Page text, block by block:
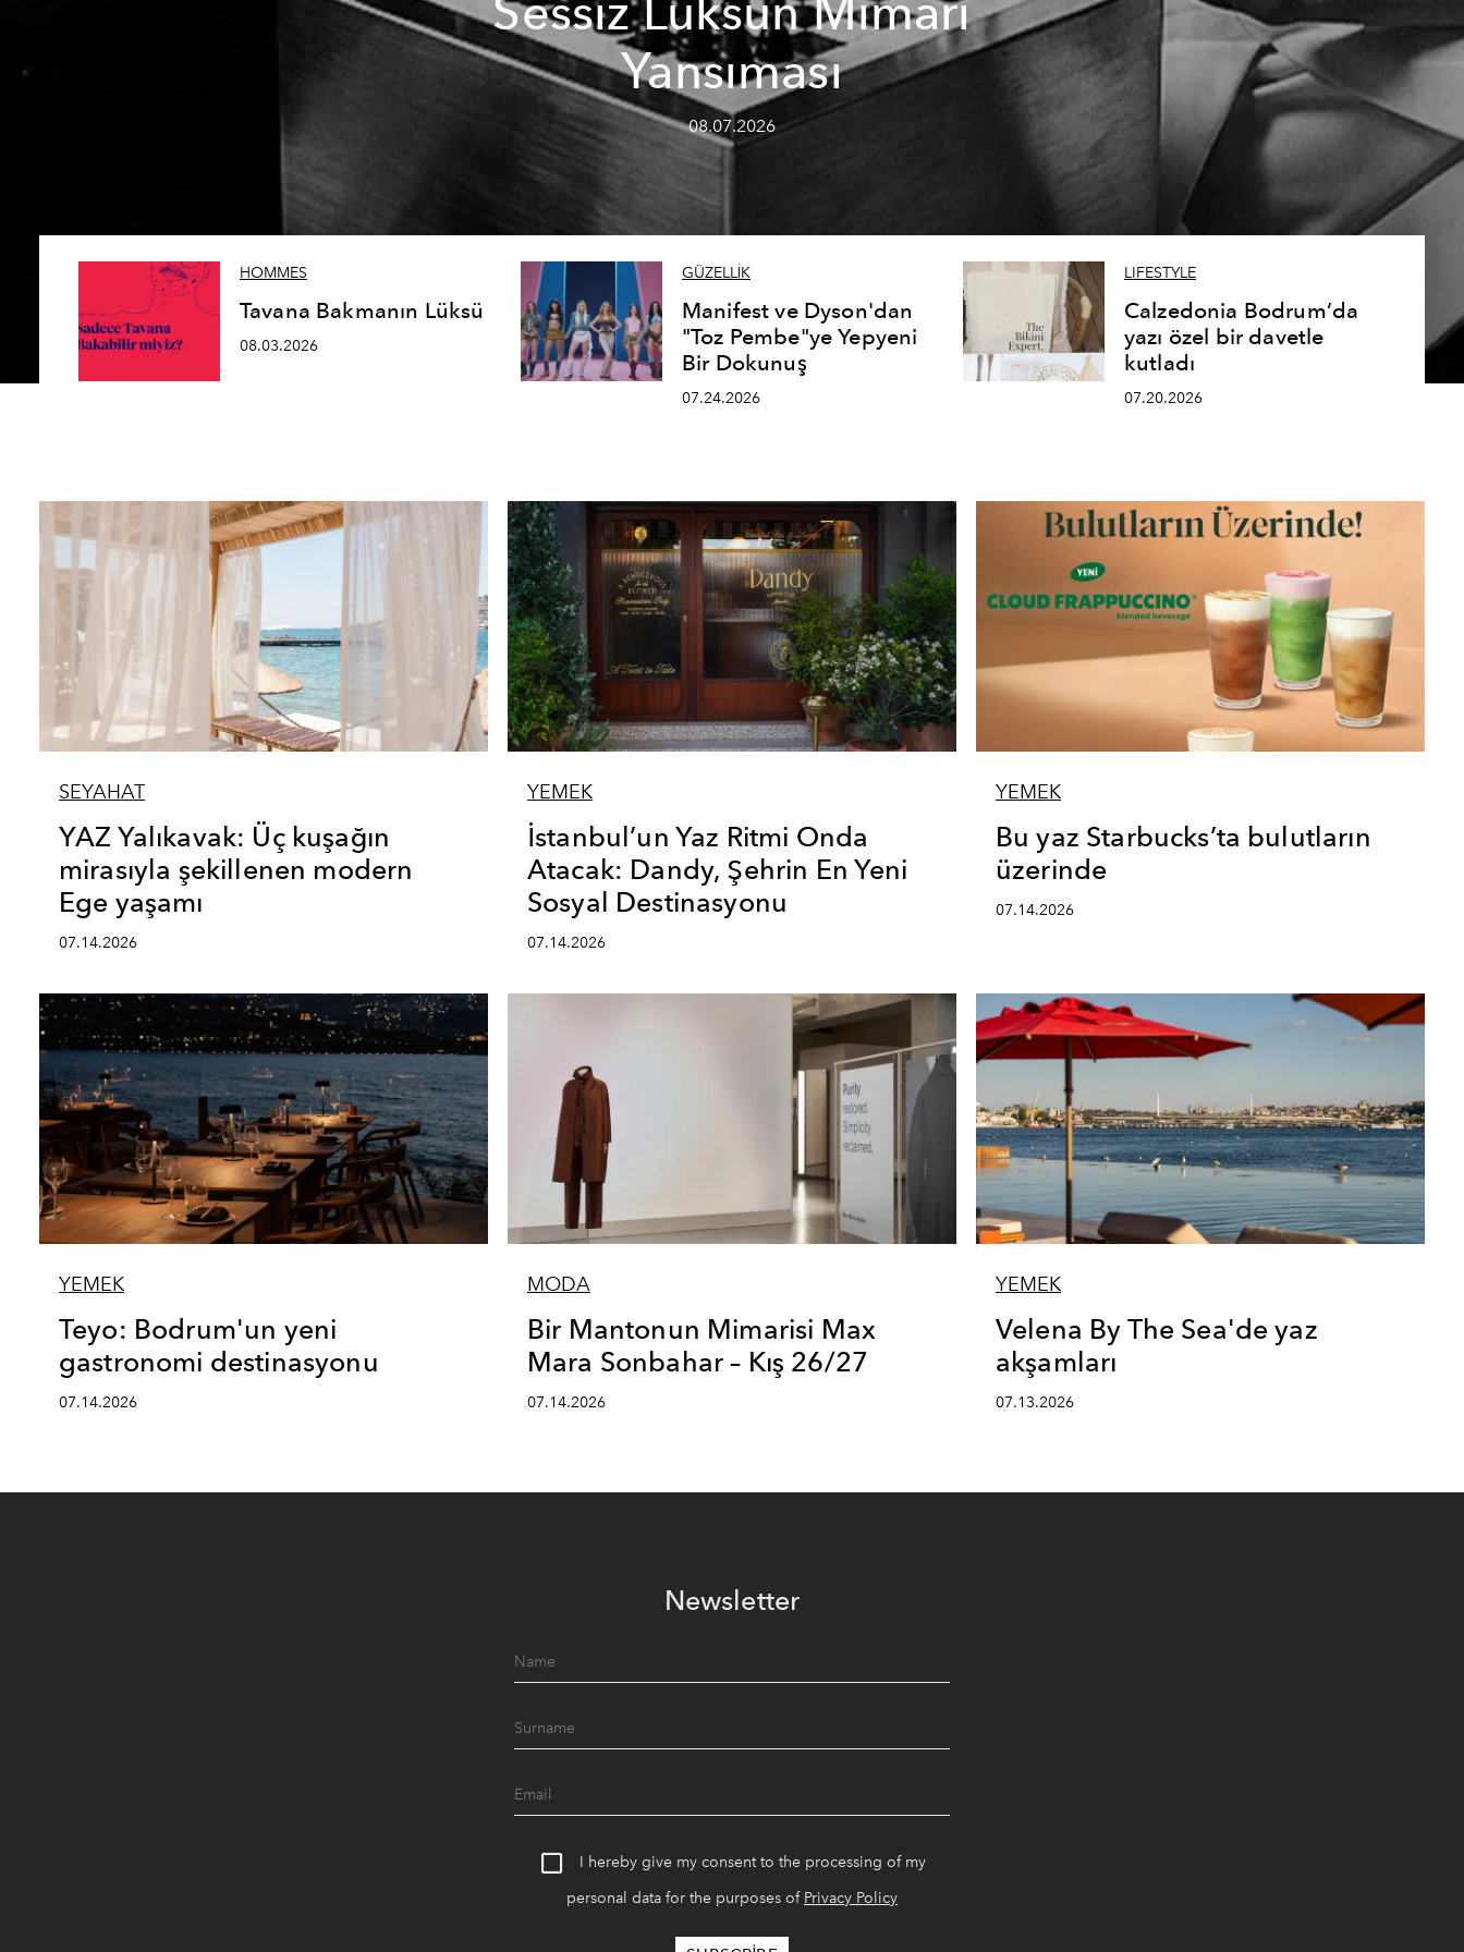
Sessiz Lüksün Mimari
Yansıması
08.07.2026
HOMMES
Tavana Bakmanın Lüksü
08.03.2026
GÜZELLİK
Manifest ve Dyson'dan
"Toz Pembe"ye Yepyeni
Bir Dokunuş
07.24.2026
LIFESTYLE
Calzedonia Bodrum’da
yazı özel bir davetle
kutladı
07.20.2026
SEYAHAT
YAZ Yalıkavak: Üç kuşağın
mirasıyla şekillenen modern
Ege yaşamı
07.14.2026
YEMEK
İstanbul’un Yaz Ritmi Onda
Atacak: Dandy, Şehrin En Yeni
Sosyal Destinasyonu
07.14.2026
YEMEK
Bu yaz Starbucks’ta bulutların
üzerinde
07.14.2026
YEMEK
Teyo: Bodrum'un yeni
gastronomi destinasyonu
07.14.2026
MODA
Bir Mantonun Mimarisi Max
Mara Sonbahar – Kış 26/27
07.14.2026
YEMEK
Velena By The Sea'de yaz
akşamları
07.13.2026
Newsletter
I hereby give my consent to the processing of my
personal data for the purposes of Privacy Policy